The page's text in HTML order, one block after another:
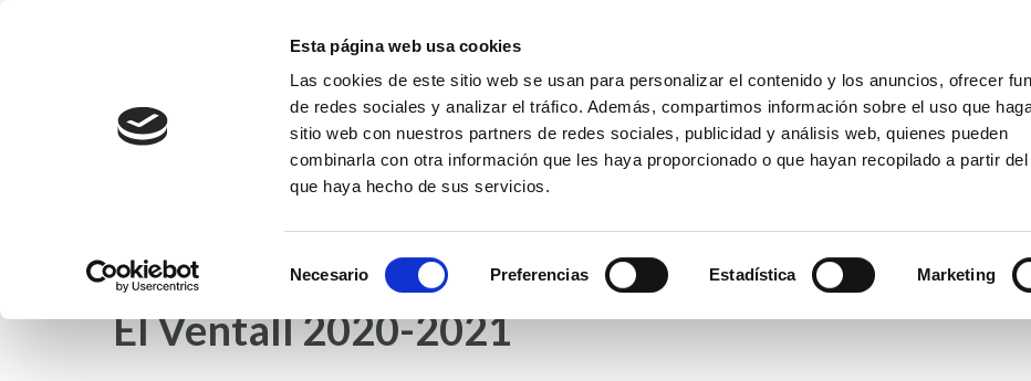
Esta página web usa cookies
Las cookies de este sitio web se usan para personalizar el contenido y los anuncios, ofrecer
de redes sociales y analizar el tráfico. Además, compartimos información sobre el uso que
sitio web con nuestros partners de redes sociales, publicidad y análisis web, quienes pueden
combinarla con otra información que les haya proporcionado o que hayan recopilado a partir
que haya hecho de sus servicios.
de
Necesario Preferencias Estadística Marketing
Fundación EFI-Colegio La Purísima Alzira
Fundación Educativa Franciscanas de la Inmaculada
COLEGIO EFI ETAPAS HEMEROTECA PREMIOS SECRETARÍA
El Ventall 2020-2021